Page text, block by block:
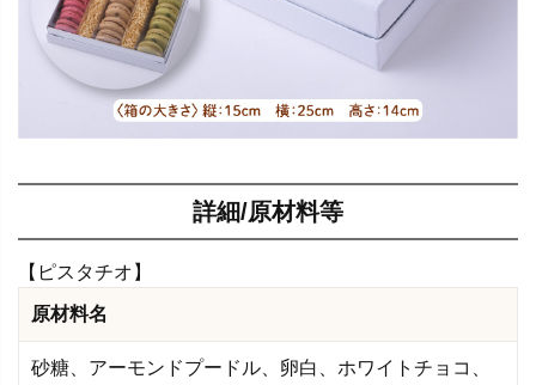
詳細/原材料等
【ピスタチオ】
原材料名
砂糖、アーモンドプードル、卵白、ホワイトチョコ、